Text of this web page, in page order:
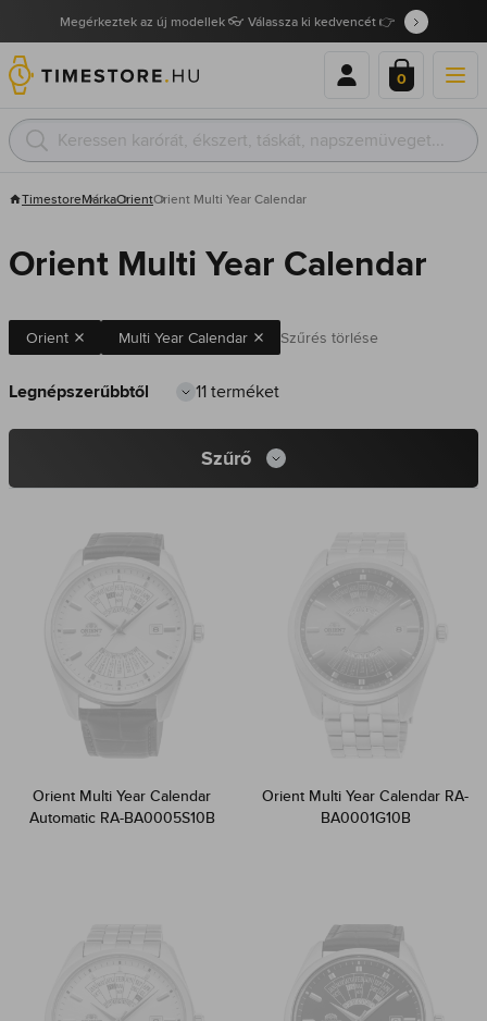
Megérkeztek az új modellek 👓 Válassza ki kedvencét 👉
0
TimestoreMárkaOrientOrient Multi Year Calendar
Orient Multi Year Calendar
Orient Multi Year Calendar Szűrés törlése
11 terméket
Szűrő
Orient Multi Year Calendar
Automatic RA-BA0005S10B
Orient Multi Year Calendar RA-
BA0001G10B